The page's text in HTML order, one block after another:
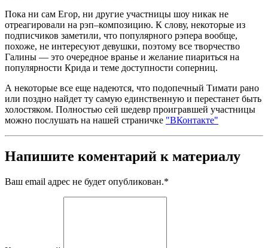
Пока ни сам Егор, ни другие участницы шоу никак не
отреагировали на рэп–композицию. К слову, некоторые из
подписчиков заметили, что популярного рэпера вообще,
похоже, не интересуют девушки, поэтому все творчество
Галины — это очередное вранье и желание пиариться на
популярности Крида и теме доступности соперниц.
А некоторые все еще надеются, что подопечный Тимати рано
или поздно найдет ту самую единственную и перестанет быть
холостяком. Полностью сей шедевр проигравшей участницы
можно послушать на нашей страничке "ВКонтакте"
Напишите коментарий к материалу
Ваш email адрес не будет опубликован.*